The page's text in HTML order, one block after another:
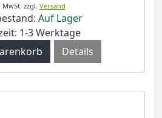
zzgl. Versand
Auf Lager
1-3 Werktage
Details